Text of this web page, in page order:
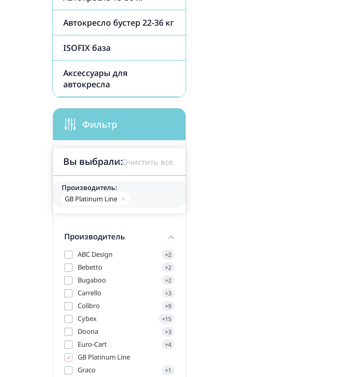
Автокресло бустер 22-36 кг
ISOFIX база
Аксессуары для
автокресла
Фильтр
Вы выбрали:
Производитель:
GB Platinum Line
Очистить все
Производитель
ABC Design +2
Bebetto +2
Bugaboo +2
Carrello +3
Colibro +9
Cybex +15
Doona +3
Euro-Cart +4
GB Platinum Line
Graco
+1